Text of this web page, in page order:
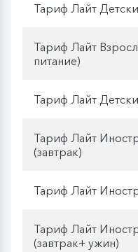
Тариф Лайт
Тариф Лайт
питание)
Тариф Лайт
Тариф Лайт
(завтрак)
Тариф Лайт
Тариф Лайт
(завтрак+ ужин)